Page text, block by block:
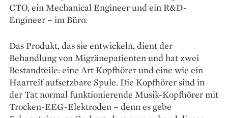
CTO, ein Mechanical Engineer und ein R&D-
Engineer – im Büro.
Das Produkt, das sie ent­wickeln, dient der
Behandlung von Migränepatienten und hat zwei
Bestandteile: eine Art Kopfhörer und eine wie ein
Haarreif auf­setzbare Spule. Die Kopfhörer sind in
der Tat normal funktionierende Musik-Kopfhörer mit
Trocken-EEG-Elektroden – denn es gebe